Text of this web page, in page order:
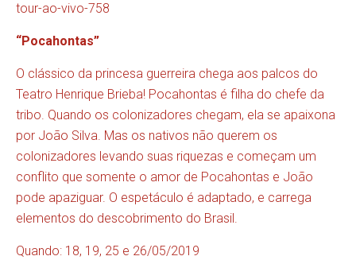
tour-ao-vivo-758
“Pocahontas”
O clássico da princesa guerreira chega aos palcos do
Teatro Henrique Brieba! Pocahontas é filha do chefe da
tribo. Quando os colonizadores chegam, ela se apaixona
por João Silva. Mas os nativos não querem os
colonizadores levando suas riquezas e começam um
conflito que somente o amor de Pocahontas e João
pode apaziguar. O espetáculo é adaptado, e carrega
elementos do descobrimento do Brasil.
Quando: 18, 19, 25 e 26/05/2019